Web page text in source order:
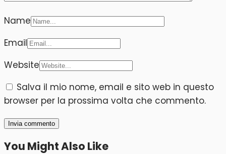
Name
Email
Website
Salva il mio nome, email e sito web in questo
browser per la prossima volta che commento.
You Might Also Like